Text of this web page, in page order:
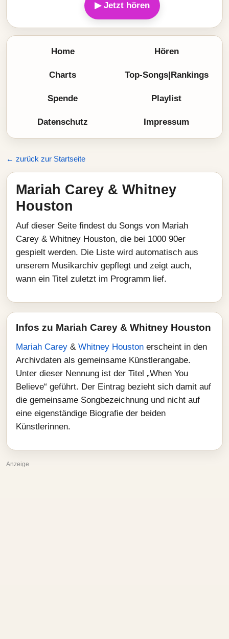
▶ Jetzt hören
Home Hören
Charts Top-Songs|Rankings
Spende Playlist
Datenschutz Impressum
← zurück zur Startseite
Mariah Carey & Whitney
Houston
Auf dieser Seite findest du Songs von Mariah
Carey & Whitney Houston, die bei 1000 90er
gespielt werden. Die Liste wird automatisch aus
unserem Musikarchiv gepflegt und zeigt auch,
wann ein Titel zuletzt im Programm lief.
Infos zu Mariah Carey & Whitney Houston
Mariah Carey & Whitney Houston erscheint in den
Archivdaten als gemeinsame Künstlerangabe.
Unter dieser Nennung ist der Titel „When You
Believe“ geführt. Der Eintrag bezieht sich damit auf
die gemeinsame Songbezeichnung und nicht auf
eine eigenständige Biografie der beiden
Künstlerinnen.
Anzeige